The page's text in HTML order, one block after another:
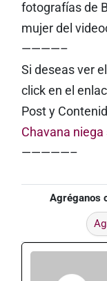
fotografías de
mujer del
————–
Si deseas ver
click en el
Post y
Chavana
—————–
Agréganos